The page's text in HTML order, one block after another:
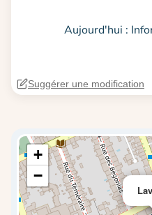
Aujourd'hui :
Suggérer une modification
+
−